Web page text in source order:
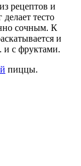
рецептов и
тесто
сочным. К
и
и с фруктами.
пиццы.